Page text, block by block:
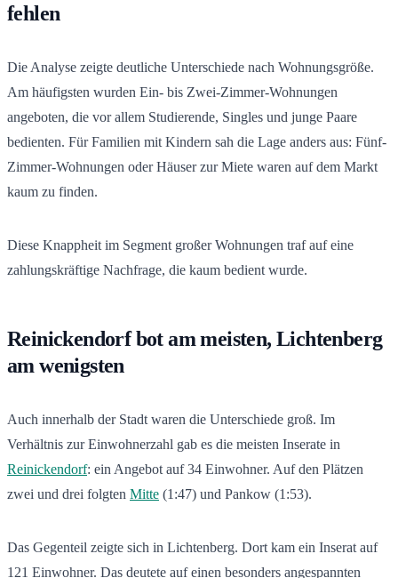
fehlen
Die Analyse zeigte deutliche Unterschiede nach Wohnungsgröße.
Am häufigsten wurden Ein- bis Zwei-Zimmer-Wohnungen
angeboten, die vor allem Studierende, Singles und junge Paare
bedienten. Für Familien mit Kindern sah die Lage anders aus: Fünf-
Zimmer-Wohnungen oder Häuser zur Miete waren auf dem Markt
kaum zu finden.
Diese Knappheit im Segment großer Wohnungen traf auf eine
zahlungskräftige Nachfrage, die kaum bedient wurde.
Reinickendorf bot am meisten, Lichtenberg
am wenigsten
Auch innerhalb der Stadt waren die Unterschiede groß. Im
Verhältnis zur Einwohnerzahl gab es die meisten Inserate in
Reinickendorf: ein Angebot auf 34 Einwohner. Auf den Plätzen
zwei und drei folgten Mitte (1:47) und Pankow (1:53).
Das Gegenteil zeigte sich in Lichtenberg. Dort kam ein Inserat auf
121 Einwohner. Das deutete auf einen besonders angespannten